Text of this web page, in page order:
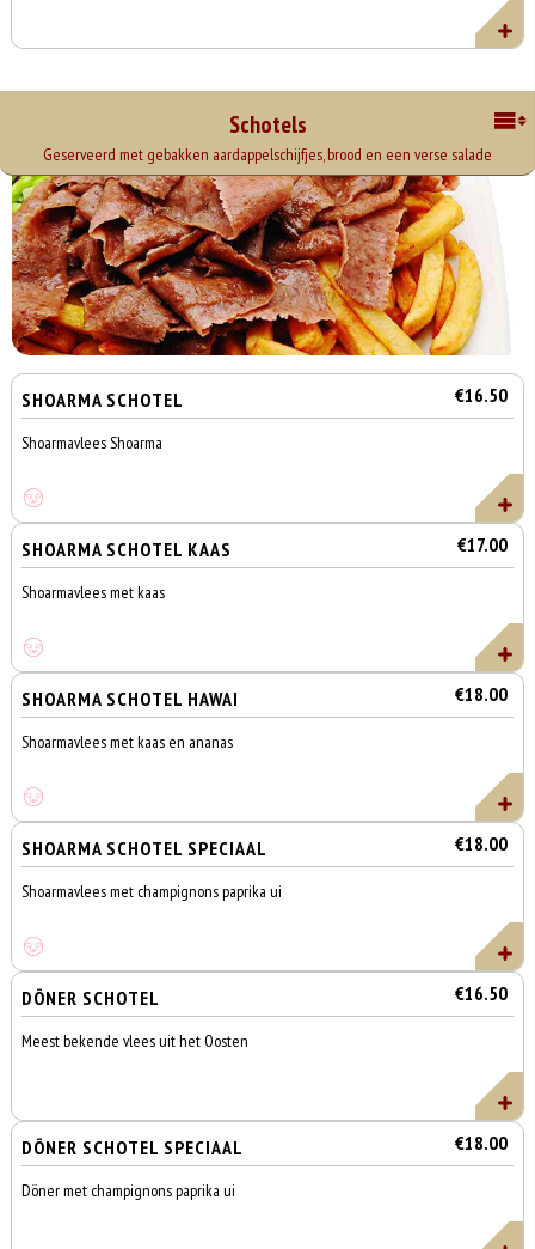
Schotels
Geserveerd met gebakken aardappelschijfjes, brood en een verse salade
SHOARMA SCHOTEL €16.50
Shoarmavlees Shoarma
SHOARMA SCHOTEL KAAS €17.00
Shoarmavlees met kaas
SHOARMA SCHOTEL HAWAI €18.00
Shoarmavlees met kaas en ananas
SHOARMA SCHOTEL SPECIAAL €18.00
Shoarmavlees met champignons paprika ui
DÖNER SCHOTEL €16.50
Meest bekende vlees uit het Oosten
DÖNER SCHOTEL SPECIAAL €18.00
Döner met champignons paprika ui